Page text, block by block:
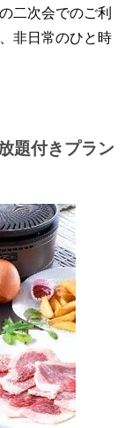
二次会でのご利
非日常のひと時
題付きプラン